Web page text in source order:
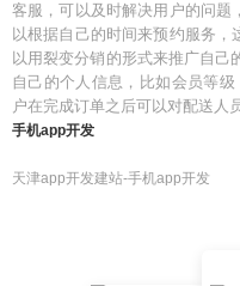
客服，可以及时解决用户的问题
以根据自己的时间来预约服务
以用裂变分销的形式来推广自己
自己的个人信息，比如会员等
户在完成订单之后可以对配送人
手机app开发
天津app开发建站-手机app开发